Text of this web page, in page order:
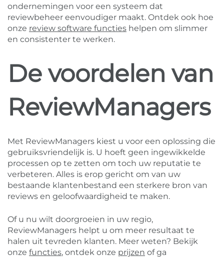
ondernemingen voor een systeem dat
reviewbeheer eenvoudiger maakt. Ontdek ook hoe
onze review software functies helpen om slimmer
en consistenter te werken.
De voordelen van
ReviewManagers
Met ReviewManagers kiest u voor een oplossing die
gebruiksvriendelijk is. U hoeft geen ingewikkelde
processen op te zetten om toch uw reputatie te
verbeteren. Alles is erop gericht om van uw
bestaande klantenbestand een sterkere bron van
reviews en geloofwaardigheid te maken.
Of u nu wilt doorgroeien in uw regio,
ReviewManagers helpt u om meer resultaat te
halen uit tevreden klanten. Meer weten? Bekijk
onze functies, ontdek onze prijzen of ga